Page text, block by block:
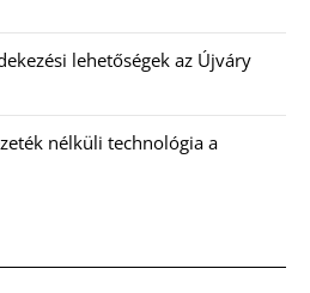
lehetőségek az Újváry
nélküli technológia a